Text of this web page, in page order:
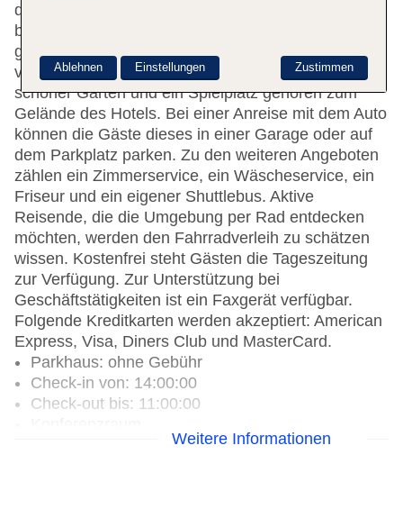
den öffentlichen Bereichen verfügbar. Hilfestellung
bei der Buchung von Ausflügen wird am Tourdesk
geboten. Die Unterbringung verfügt über eine Reihe
von behindertengerechten Annehmlichkeiten. Ein
schöner Garten und ein Spielplatz gehören zum
Gelände des Hotels. Bei einer Anreise mit dem Auto
können die Gäste dieses in einer Garage oder auf
dem Parkplatz parken. Zu den weiteren Angeboten
zählen ein Zimmerservice, ein Wäscheservice, ein
Friseur und ein eigener Shuttlebus. Aktive
Reisende, die die Umgebung per Rad entdecken
möchten, werden den Fahrradverleih zu schätzen
wissen. Kostenfrei steht Gästen die Tageszeitung
zur Verfügung. Zur Unterstützung bei
Geschäftstätigkeiten ist ein Faxgerät verfügbar.
Folgende Kreditkarten werden akzeptiert: American
Express, Visa, Diners Club und MasterCard.
Parkhaus: ohne Gebühr
Check-in von: 14:00:00
Check-out bis: 11:00:00
Weitere Informationen
Zustimmen
Ablehnen Einstellungen